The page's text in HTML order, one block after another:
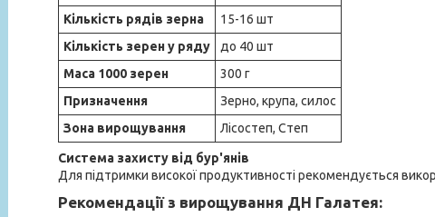
Кількість рядів зерна
15-16 шт
Кількість зерен у ряду
до 40 шт
Маса 1000 зерен
300 г
Призначення
Зерно, крупа, силос
Зона вирощування
Лісостеп, Степ
Система захисту від бур'янів
Для підтримки високої продуктивності рекомендується
Рекомендації з вирощування ДН Галатея: